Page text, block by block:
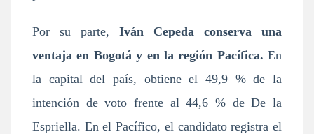
Por su parte,
Iván Cepeda conserva una
ventaja en Bogotá y en la región Pacífica. En
la capital del país, obtiene el 49,9 % de la
intención de voto frente al 44,6 % de De la
Espriella. En el Pacífico, el candidato registra el